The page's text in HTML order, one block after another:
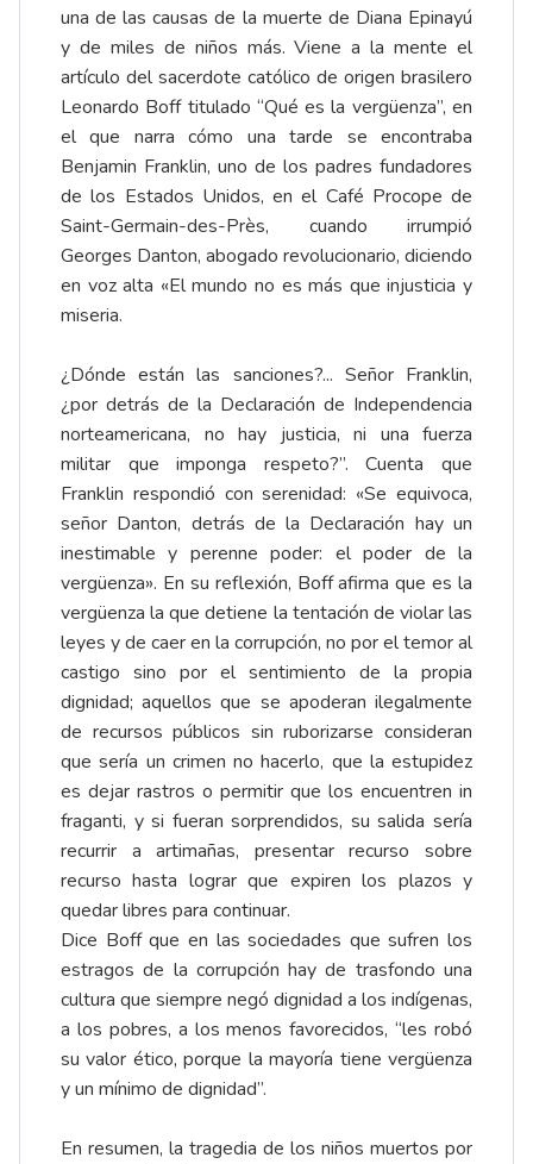
una de las causas de la muerte de Diana Epinayú
y de miles de niños más. Viene a la mente el
artículo del sacerdote católico de origen brasilero
Leonardo Boff titulado “Qué es la vergüenza”, en
el que narra cómo una tarde se encontraba
Benjamin Franklin, uno de los padres fundadores
de los Estados Unidos, en el Café Procope de
Saint-Germain-des-Près, cuando irrumpió
Georges Danton, abogado revolucionario, diciendo
en voz alta «El mundo no es más que injusticia y
miseria.
¿Dónde están las sanciones?... Señor Franklin,
¿por detrás de la Declaración de Independencia
norteamericana, no hay justicia, ni una fuerza
militar que imponga respeto?”. Cuenta que
Franklin respondió con serenidad: «Se equivoca,
señor Danton, detrás de la Declaración hay un
inestimable y perenne poder: el poder de la
vergüenza». En su reflexión, Boff afirma que es la
vergüenza la que detiene la tentación de violar las
leyes y de caer en la corrupción, no por el temor al
castigo sino por el sentimiento de la propia
dignidad; aquellos que se apoderan ilegalmente
de recursos públicos sin ruborizarse consideran
que sería un crimen no hacerlo, que la estupidez
es dejar rastros o permitir que los encuentren in
fraganti, y si fueran sorprendidos, su salida sería
recurrir a artimañas, presentar recurso sobre
recurso hasta lograr que expiren los plazos y
quedar libres para continuar.
Dice Boff que en las sociedades que sufren los
estragos de la corrupción hay de trasfondo una
cultura que siempre negó dignidad a los indígenas,
a los pobres, a los menos favorecidos, “les robó
su valor ético, porque la mayoría tiene vergüenza
y un mínimo de dignidad”.
En resumen, la tragedia de los niños muertos por